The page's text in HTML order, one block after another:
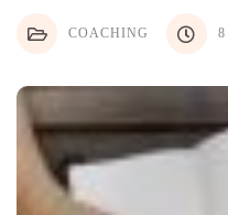
COACHING